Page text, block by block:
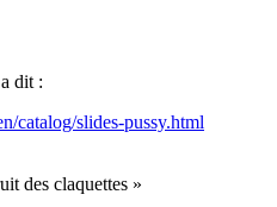
dit :
catalog/slides-pussy.html
des claquettes »